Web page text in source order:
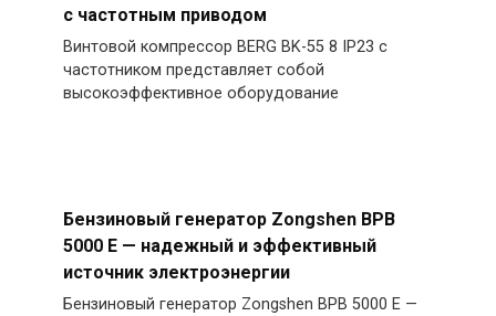
с частотным приводом
Винтовой компрессор BERG BK-55 8 IP23 с
частотником представляет собой
высокоэффективное оборудование
Бензиновый генератор Zongshen BPB
5000 E — надежный и эффективный
источник электроэнергии
Бензиновый генератор Zongshen BPB 5000 E —